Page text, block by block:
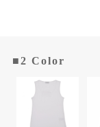
■2 Color